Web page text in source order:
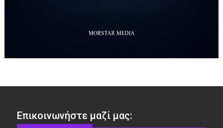
Επικοινωνήστε μαζί μας: